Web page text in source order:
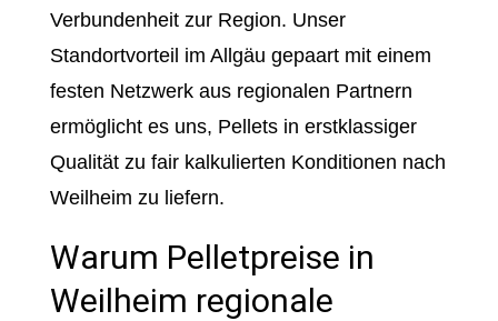
Verbundenheit zur Region. Unser
Standortvorteil im Allgäu gepaart mit einem
festen Netzwerk aus regionalen Partnern
ermöglicht es uns, Pellets in erstklassiger
Qualität zu fair kalkulierten Konditionen nach
Weilheim zu liefern.
Warum Pelletpreise in
Weilheim regionale